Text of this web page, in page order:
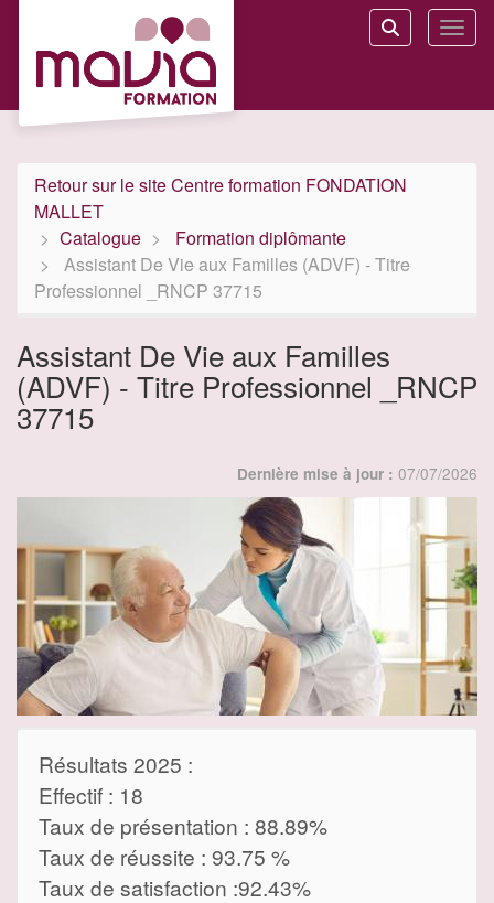
Aller au menu principal
Aller au contenu principal
Personnaliser l'interface
Rechercher
Retour sur le site Centre formation FONDATION
MALLET
Catalogue
Formation diplômante
Assistant De Vie aux Familles (ADVF) - Titre
Professionnel _RNCP 37715
Assistant De Vie aux Familles
(ADVF) - Titre Professionnel _RNCP
37715
Dernière mise à jour : 07/07/2026
Résultats 2025 :
Effectif : 18
Taux de présentation : 88.89%
Taux de réussite : 93.75 %
Taux de satisfaction :92.43%